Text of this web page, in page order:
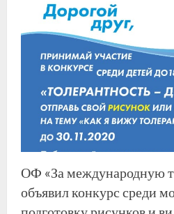
ОФ «За международную
объявил конкурс среди